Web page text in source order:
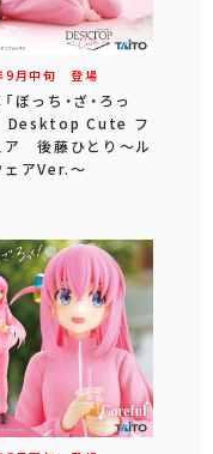
9 月中旬 登場
ぼっち・ざ・ろっ
Desktop Cute フ
ア 後藤ひとり～ル
ェアVer.～